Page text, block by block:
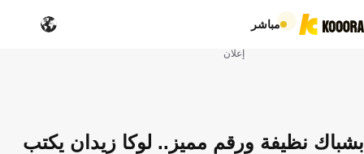
مباشر
إعلان
بشباك نظيفة ورقم مميز.. لوكا زيدان يكتب